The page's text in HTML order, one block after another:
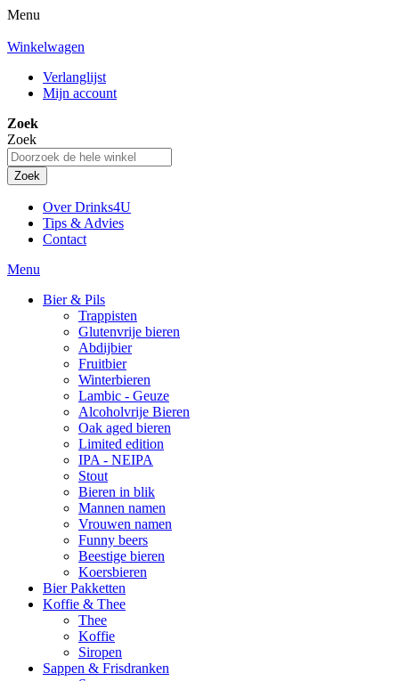
Menu
Winkelwagen
Verlanglijst
Mijn account
Zoek
Zoek
Zoek
Over Drinks4U
Tips & Advies
Contact
Menu
Bier & Pils
Trappisten
Glutenvrije bieren
Abdijbier
Fruitbier
Winterbieren
Lambic - Geuze
Alcoholvrije Bieren
Oak aged bieren
Limited edition
IPA - NEIPA
Stout
Bieren in blik
Mannen namen
Vrouwen namen
Funny beers
Beestige bieren
Koersbieren
Bier Pakketten
Koffie & Thee
Thee
Koffie
Siropen
Sappen & Frisdranken